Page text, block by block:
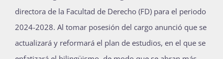
directora de la Facultad de Derecho (FD) para el periodo
2024-2028. Al tomar posesión del cargo anunció que se
actualizará y reformará el plan de estudios, en el que se